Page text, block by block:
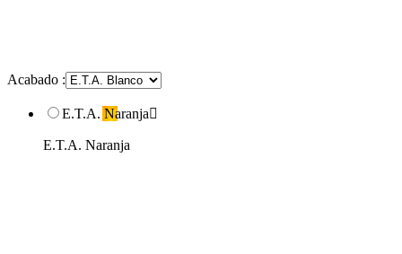
Acabado :
E.T.A. Naranja
E.T.A. Naranja